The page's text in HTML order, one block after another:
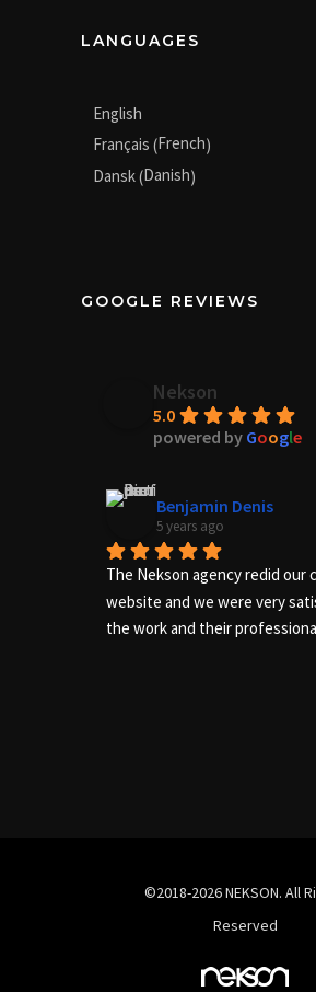
LANGUAGES
English
Français (French)
Dansk(Danish)
GOOGLE REVIEWS
Nekson
5.0
powered by Google
Benjamin Denis
5 years ago
The Nekson agency redid our
website and we were very
the work and their
©2018-2026 NEKSON. All
Reserved